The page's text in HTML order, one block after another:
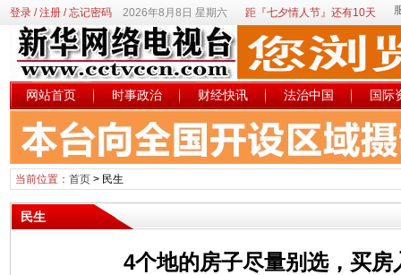
登录/注册/忘记密码 2026年8月8日 星期六 距『七夕情人节』还有10天
网站首页 时事政治 财经快讯 法治中国 国际
当前位置： 首页> 民生
民生
4个地的房子尽量别选，买房